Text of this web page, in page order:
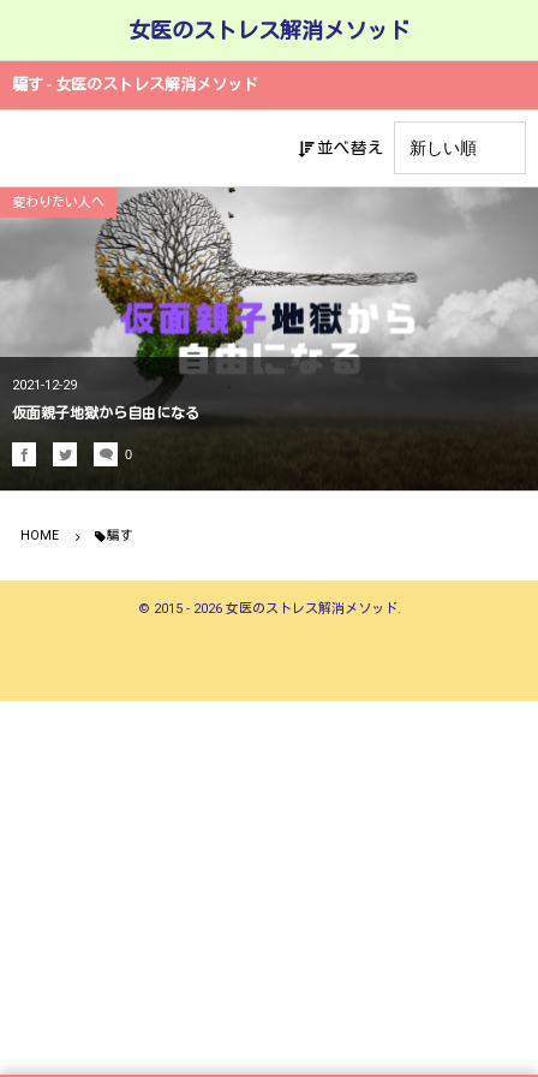
女医のストレス解消メソッド
騙す - 女医のストレス解消メソッド
並べ替え
変わりたい人へ
2021-12-29
仮面親子地獄から自由になる
0
HOME 騙す
© 2015 - 2026 女医のストレス解消メソッド.